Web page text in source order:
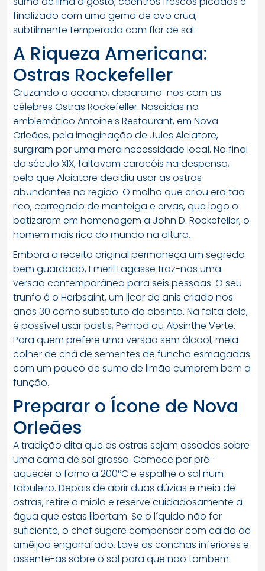
finalizado com uma gema de ovo crua,
subtilmente temperada com flor de sal.
A Riqueza Americana:
Ostras Rockefeller
Cruzando o oceano, deparamo-nos com as
célebres Ostras Rockefeller. Nascidas no
emblemático Antoine’s Restaurant, em Nova
Orleães, pela imaginação de Jules Alciatore,
surgiram por uma mera necessidade local. No final
do século XIX, faltavam caracóis na despensa,
pelo que Alciatore decidiu usar as ostras
abundantes na região. O molho que criou era tão
rico, carregado de manteiga e ervas, que logo o
batizaram em homenagem a John D. Rockefeller, o
homem mais rico do mundo na altura.
Embora a receita original permaneça um segredo
bem guardado, Emeril Lagasse traz-nos uma
versão contemporânea para seis pessoas. O seu
trunfo é o Herbsaint, um licor de anis criado nos
anos 30 como substituto do absinto. Na falta dele,
é possível usar pastis, Pernod ou Absinthe Verte.
Para quem prefere uma versão sem álcool, meia
colher de chá de sementes de funcho esmagadas
com um pouco de sumo de limão cumprem bem a
função.
Preparar o Ícone de Nova
Orleães
A tradição dita que as ostras sejam assadas sobre
uma cama de sal grosso. Comece por pré-
aquecer o forno a 200°C e espalhe o sal num
tabuleiro. Depois de abrir duas dúzias e meia de
ostras, retire o miolo e reserve cuidadosamente a
água que estas libertam. Se o líquido não for
suficiente, o chef sugere compensar com caldo de
amêijoa engarrafado. Lave as conchas inferiores e
assente-as sobre o sal para que não tombem.